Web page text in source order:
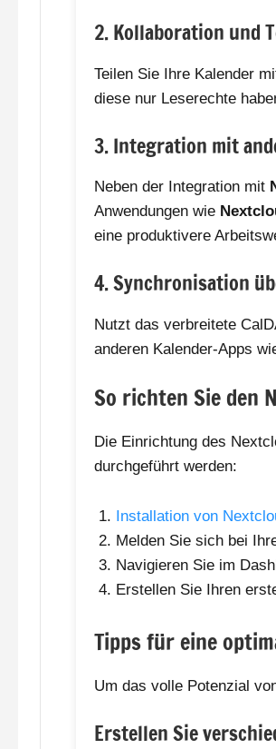
2. Kollaboration und
Teilen Sie Ihre Kalender
diese nur Leserechte
3. Integration mit
Neben der Integration mit
Anwendungen wie
eine produktivere
4. Synchronisation
Nutzt das verbreitete
anderen Kalender-Apps
So richten Sie den
Die Einrichtung des
durchgeführt werden:
Installation von
Melden Sie sich bei
Navigieren Sie im
Erstellen Sie Ihren
Tipps für eine
Um das volle Potenzial
Erstellen Sie